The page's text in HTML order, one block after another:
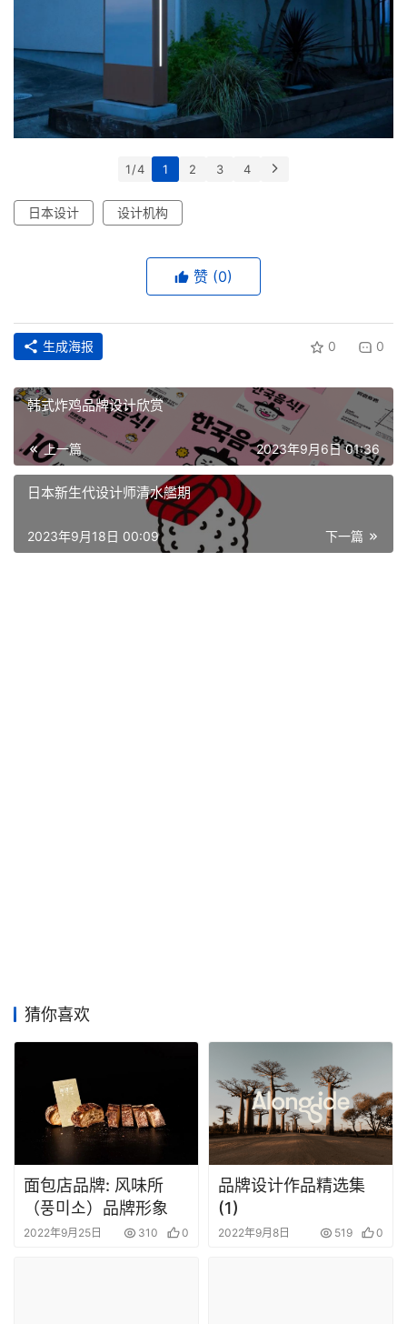
1 / 4 1 2 3 4
日本设计 设计机构
赞 (0)
生成海报 0 0
韩式炸鸡品牌设计欣赏
上一篇 2023年9月6日 01:36
日本新生代设计师清水艦期
下一篇
2023年9月18日 00:09
猜你喜欢
面包店品牌: 风味所
（풍미소）品牌形象
2022年9月25日 310 0
品牌设计作品精选集
(1)
2022年9月8日 519 0